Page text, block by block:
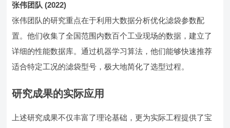
张伟团队 (2022)
张伟团队的研究重点在于利用大数据分析优化滤袋参数配
置。他们收集了全国范围内数百个工业现场的数据，建立了
详细的性能数据库。通过机器学习算法，他们能够快速推荐
适合特定工况的滤袋型号，极大地简化了选型过程。
研究成果的实际应用
上述研究成果不仅丰富了理论基础，更为实际工程提供了宝